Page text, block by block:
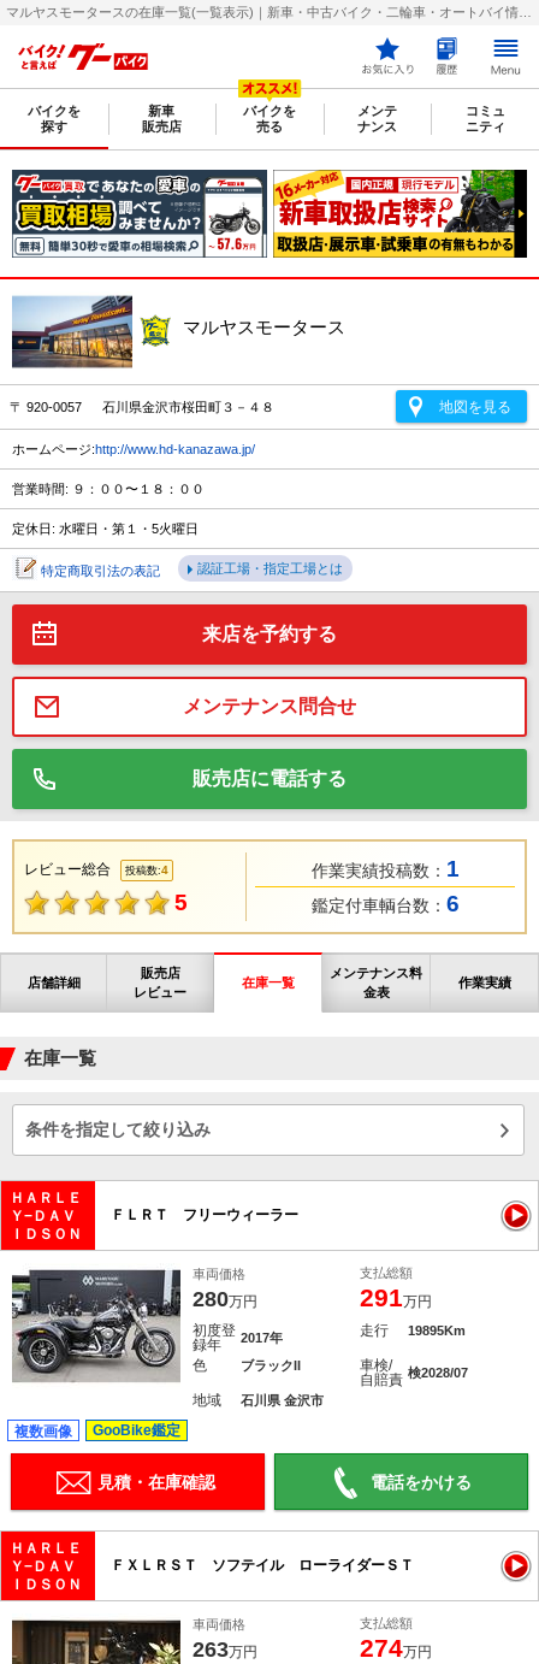
バイクを
探す
新車
販売店
バイクを
売る
メンテ
ナンス
コミュ
ニティ
マルヤスモータース
〒 920-0057 石川県金沢市桜田町３－４８ 地図を見る
ホームページ:http://www.hd-kanazawa.jp/
営業時間: ９：００〜１８：００
定休日: 水曜日・第１・5火曜日
特定商取引法の表記 認証工場・指定工場とは
来店を予約する
メンテナンス問合せ
販売店に電話する
レビュー総合 投稿数:4
5
作業実績投稿数： 1
鑑定付車輌台数： 6
店舗詳細
販売店
レビュー
在庫一覧
メンテナンス料
金表
作業実績
在庫一覧
条件を指定して絞り込み
ＨＡＲＬＥ
Ｙ−ＤＡＶ
ＩＤＳＯＮ
ＦＬＲＴ フリーウィーラー
車両価格
280万円
支払総額
291万円
初度登
録年
2017年 走行 19895Km
色 ブラックII
車検/
自賠責 検2028/07
地域 石川県 金沢市
複数画像 GooBike鑑定
見積・在庫確認 電話をかける
ＨＡＲＬＥ
Ｙ−ＤＡＶ
ＩＤＳＯＮ
ＦＸＬＲＳＴ ソフテイル ローライダーＳＴ
車両価格
263万円
支払総額
274万円